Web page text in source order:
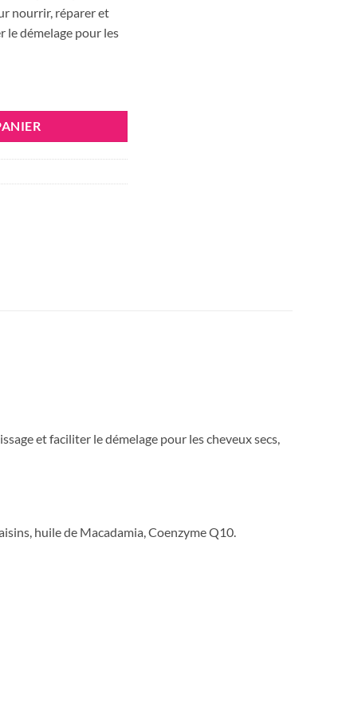
DT.
est :
37.856 DT.
nourrir, réparer et
le démelage pour les
et faciliter le démelage pour les cheveux secs,
huile de Macadamia, Coenzyme Q10.